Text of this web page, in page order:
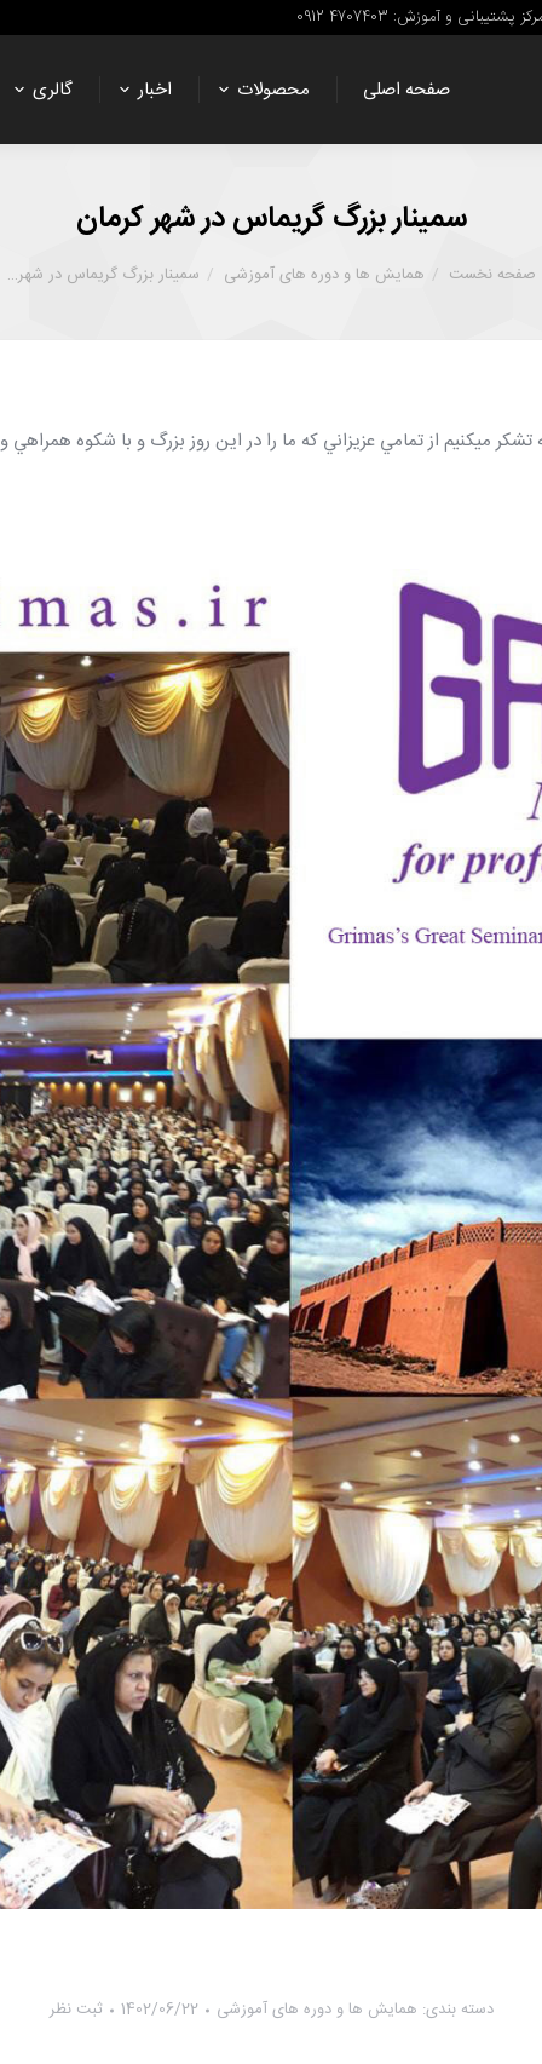
پشتیبانی و آموزش: 4707403 0912
صفحه اصلی محصولات اخبار گالری
سمینار بزرگ گریماس در شهر کرمان
صفحه نخست همایش ها و دوره های آموزشی سمینار بزرگ گریماس در شهر…
ميكنيم از تمامي عزيزاني كه ما را در اين روز بزرگ و با شكوه
دسته بندی: همایش ها و دوره های آموزشی 1402/06/22 ثبت نظر